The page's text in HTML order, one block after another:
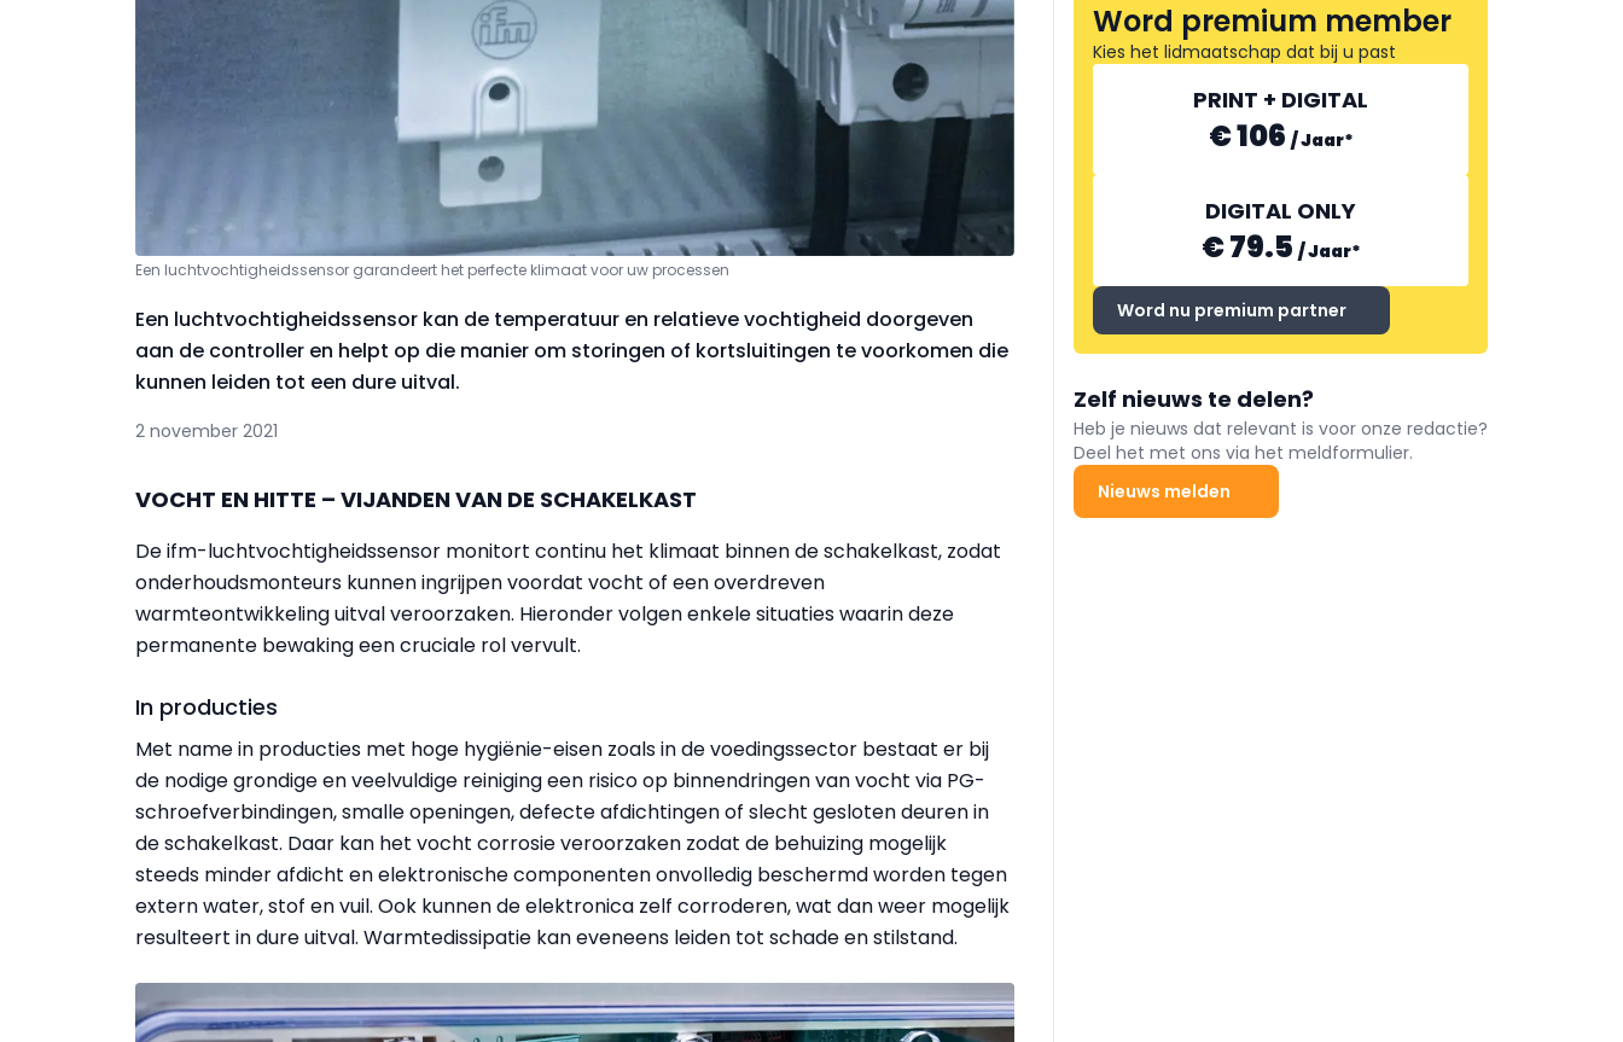
Een luchtvochtigheidssensor garandeert het perfecte klimaat voor uw processen
Een luchtvochtigheidssensor kan de temperatuur en relatieve vochtigheid doorgeven
aan de controller en helpt op die manier om storingen of kortsluitingen te voorkomen die
kunnen leiden tot een dure uitval.
2 november 2021
VOCHT EN HITTE – VIJANDEN VAN DE SCHAKELKAST
De ifm-luchtvochtigheidssensor monitort continu het klimaat binnen de schakelkast, zodat
onderhoudsmonteurs kunnen ingrijpen voordat vocht of een overdreven
warmteontwikkeling uitval veroorzaken. Hieronder volgen enkele situaties waarin deze
permanente bewaking een cruciale rol vervult.
In producties
Met name in producties met hoge hygiënie-eisen zoals in de voedingssector bestaat er bij
de nodige grondige en veelvuldige reiniging een risico op binnendringen van vocht via PG-
schroefverbindingen, smalle openingen, defecte afdichtingen of slecht gesloten deuren in
de schakelkast. Daar kan het vocht corrosie veroorzaken zodat de behuizing mogelijk
steeds minder afdicht en elektronische componenten onvolledig beschermd worden tegen
extern water, stof en vuil. Ook kunnen de elektronica zelf corroderen, wat dan weer mogelijk
resulteert in dure uitval. Warmtedissipatie kan eveneens leiden tot schade en stilstand.
Word premium member
Kies het lidmaatschap dat bij u past
PRINT + DIGITAL
€ 106 /Jaar*
DIGITAL ONLY
€ 79.5 /Jaar*
Word nu premium partner
Zelf nieuws te delen?
Heb je nieuws dat relevant is voor onze redactie?
Deel het met ons via het meldformulier.
Nieuws melden